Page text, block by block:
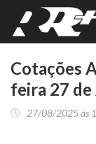
Cotações
feira 27
27/08/2025 às